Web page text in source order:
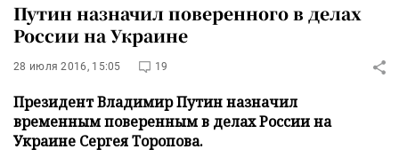
Путин назначил поверенного в делах
России на Украине
28 июля 2016, 15:05 19
Президент Владимир Путин назначил
временным поверенным в делах России на
Украине Сергея Торопова.